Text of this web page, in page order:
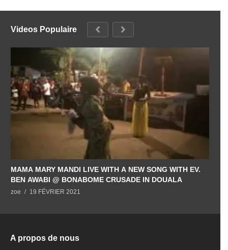
Videos Populaire
MAMA MARY MANDI LIVE WITH A NEW SONG WITH EV.
BEN AWABI @ BONABOME CRUSADE IN DOUALA
zoe 19 FÉVRIER 2021
A propos de nous